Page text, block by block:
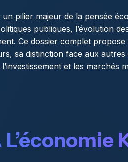
un pilier majeur de la pensée
publiques, l’évolution
Ce dossier complet
sa distinction face aux
et les marchés